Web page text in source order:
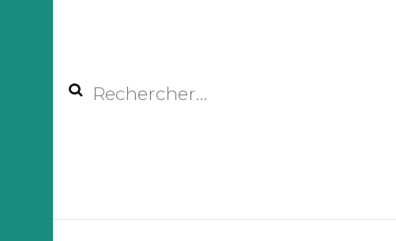
Rechercher :